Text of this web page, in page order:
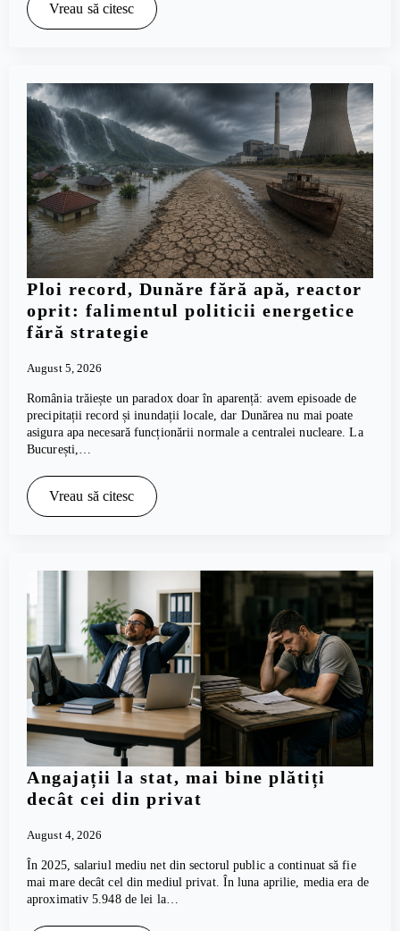
Vreau să citesc
Ploi record, Dunăre fără apă, reactor
oprit: falimentul politicii energetice
fără strategie
August 5, 2026
România trăiește un paradox doar în aparență: avem episoade de
precipitații record și inundații locale, dar Dunărea nu mai poate
asigura apa necesară funcționării normale a centralei nucleare. La
București,…
Vreau să citesc
Angajații la stat, mai bine plătiți
decât cei din privat
August 4, 2026
În 2025, salariul mediu net din sectorul public a continuat să fie
mai mare decât cel din mediul privat. În luna aprilie, media era de
aproximativ 5.948 de lei la…